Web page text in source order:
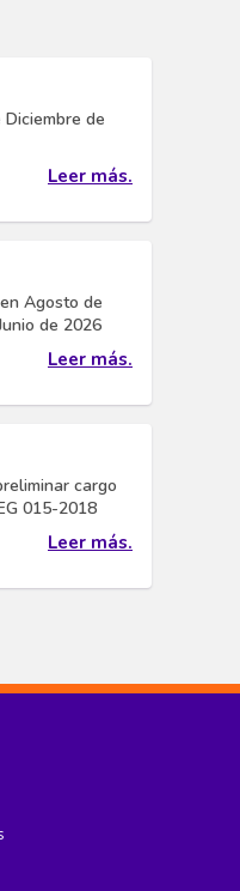
de
Leer más.
Agosto de
de 2026
Leer más.
cargo
015-2018
Leer más.